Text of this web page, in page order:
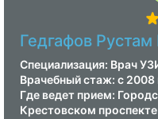
Гедгафов
Специализация: Врач
Врачебный стаж: с 2008
Где ведет прием:
Крестовском